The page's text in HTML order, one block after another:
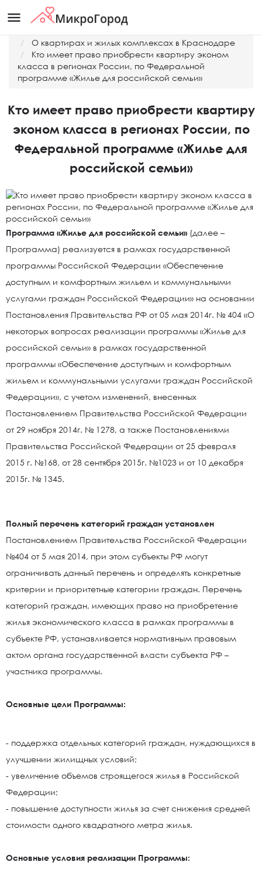
menu
О квартирах и жилых комплексах в Краснодаре
Кто имеет право приобрести квартиру эконом
класса в регионах России, по Федеральной
программе «Жилье для российской семьи»
Кто имеет право приобрести квартиру
эконом класса в регионах России, по
Федеральной программе «Жилье для
российской семьи»
Программа «Жилье для российской семьи»(далее –
Программа) реализуется в рамках государственной
программы Российской Федерации «Обеспечение
доступным и комфортным жильем и коммунальными
услугами граждан Российской Федерации» на основании
Постановления Правительства РФ от 05 мая 2014г. № 404 «О
некоторых вопросах реализации программы «Жилье для
российской семьи» в рамках государственной
программы «Обеспечение доступным и комфортным
жильем и коммунальными услугами граждан Российской
Федерации», с учетом изменений, внесенных
Постановлением Правительства Российской Федерации
от 29 ноября 2014г. № 1278, а также Постановлениями
Правительства Российской Федерации от 25 февраля
2015 г. №168, от 28 сентября 2015г. №1023 и от 10 декабря
2015г. № 1345.
Полный перечень категорий граждан установлен
Постановлением Правительства Российской Федерации
№404 от 5 мая 2014, при этом субъекты РФ могут
ограничивать данный перечень и определять конкретные
критерии и приоритетные категории граждан. Перечень
категорий граждан, имеющих право на приобретение
жилья экономического класса в рамках программы в
субъекте РФ, устанавливается нормативным правовым
актом органа государственной власти субъекта РФ –
участника программы.
Основные цели Программы:
- поддержка отдельных категорий граждан, нуждающихся в
улучшении жилищных условий;
- увеличение объемов строящегося жилья в Российской
Федерации;
- повышение доступности жилья за счет снижения средней
стоимости одного квадратного метра жилья.
Основные условия реализации Программы: